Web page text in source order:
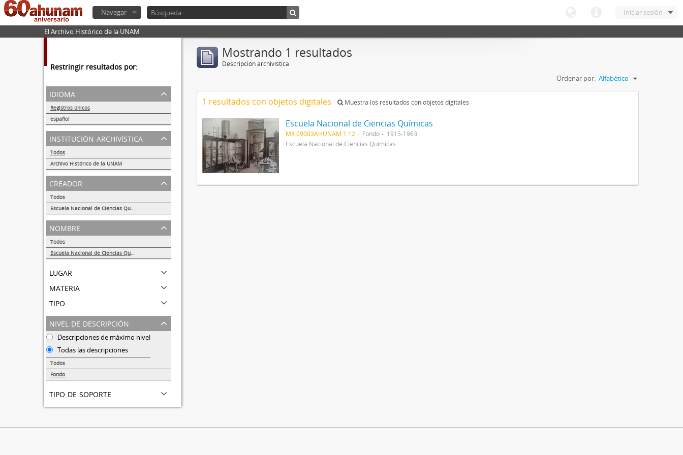
Iniciar sesión
Navegar
El Archivo Histórico de la UNAM
Restringir resultados por:
idioma
Registros únicos
español
1
institución archivística
Todos
Archivo Histórico de la UNAM
1
creador
Todos
Escuela Nacional de Ciencias Químicas
1
nombre
Todos
Escuela Nacional de Ciencias Químicas
lugar
materia
tipo
nivel de descripción
Descripciones de máximo nivel
Todas las descripciones
Todos
Fondo
tipo de soporte
Mostrando 1 resultados
Descripción archivística
Ordenar por: Alfabético
1 resultados con objetos digitales Muestra los resultados con objetos digitales
Escuela Nacional de Ciencias Químicas
MX 09003AHUNAM 1.12 Fondo
1915-1963
Escuela Nacional de Ciencias Químicas